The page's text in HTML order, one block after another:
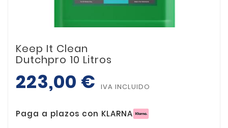
Keep It Clean
Dutchpro 10 Litros
223,00 € IVA INCLUIDO
Paga a plazos con KLARNA